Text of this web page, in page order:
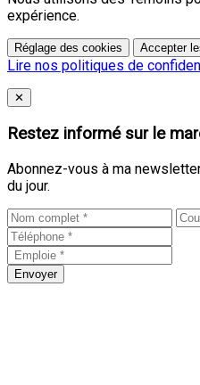
expérience.
Réglage des cookies Accepter
Lire nos politiques de
Close
✕
Restez informé sur le
Abonnez-vous à ma
du jour.
Envoyer